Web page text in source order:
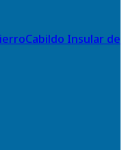
Cabildo Insular de